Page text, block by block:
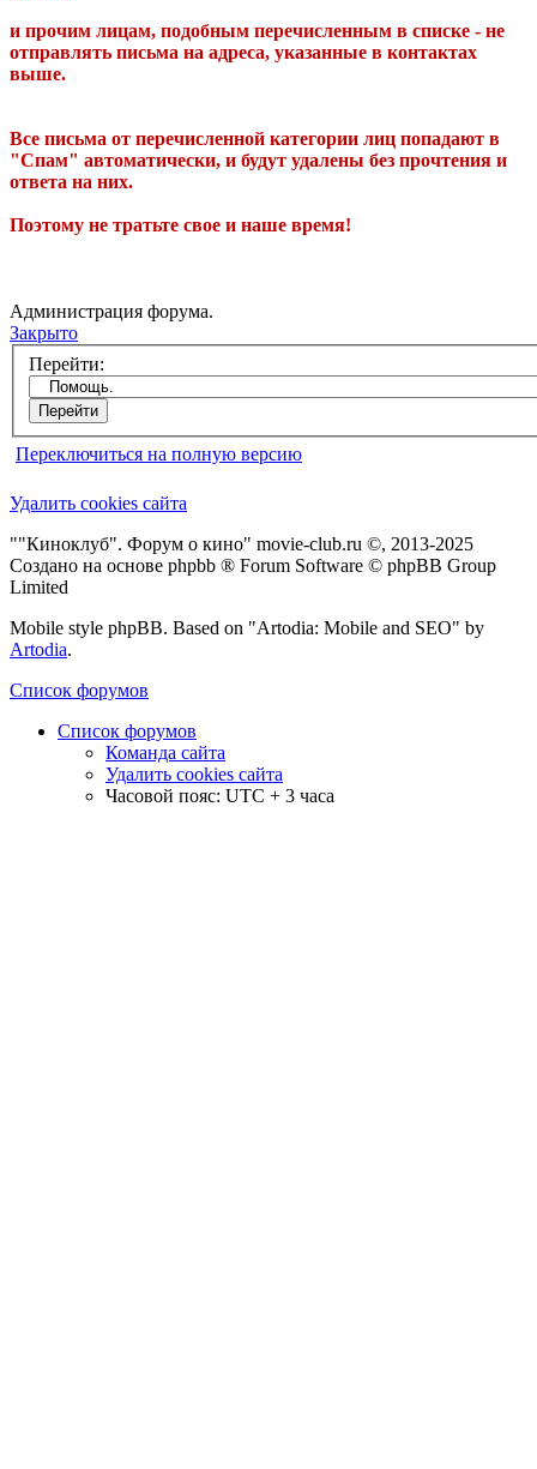
и прочим лицам, подобным перечисленным в списке - не
отправлять письма на адреса, указанные в контактах
выше.
Все письма от перечисленной категории лиц попадают в
"Спам" автоматически, и будут удалены без прочтения и
ответа на них.
Поэтому не тратьте свое и наше время!
Администрация форума.
Закрыто
Перейти:
Переключиться на полную версию
Удалить cookies сайта
""Киноклуб". Форум о кино" movie-club.ru ©, 2013-2025
Создано на основе phpbb ® Forum Software © phpBB Group
Limited
Mobile style phpBB. Based on "Artodia: Mobile and SEO" by
Artodia.
Список форумов
Список форумов
Команда сайта
Удалить cookies сайта
Часовой пояс: UTC + 3 часа